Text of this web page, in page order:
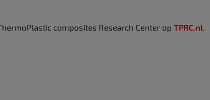
composites Research Center op TPRC.nl